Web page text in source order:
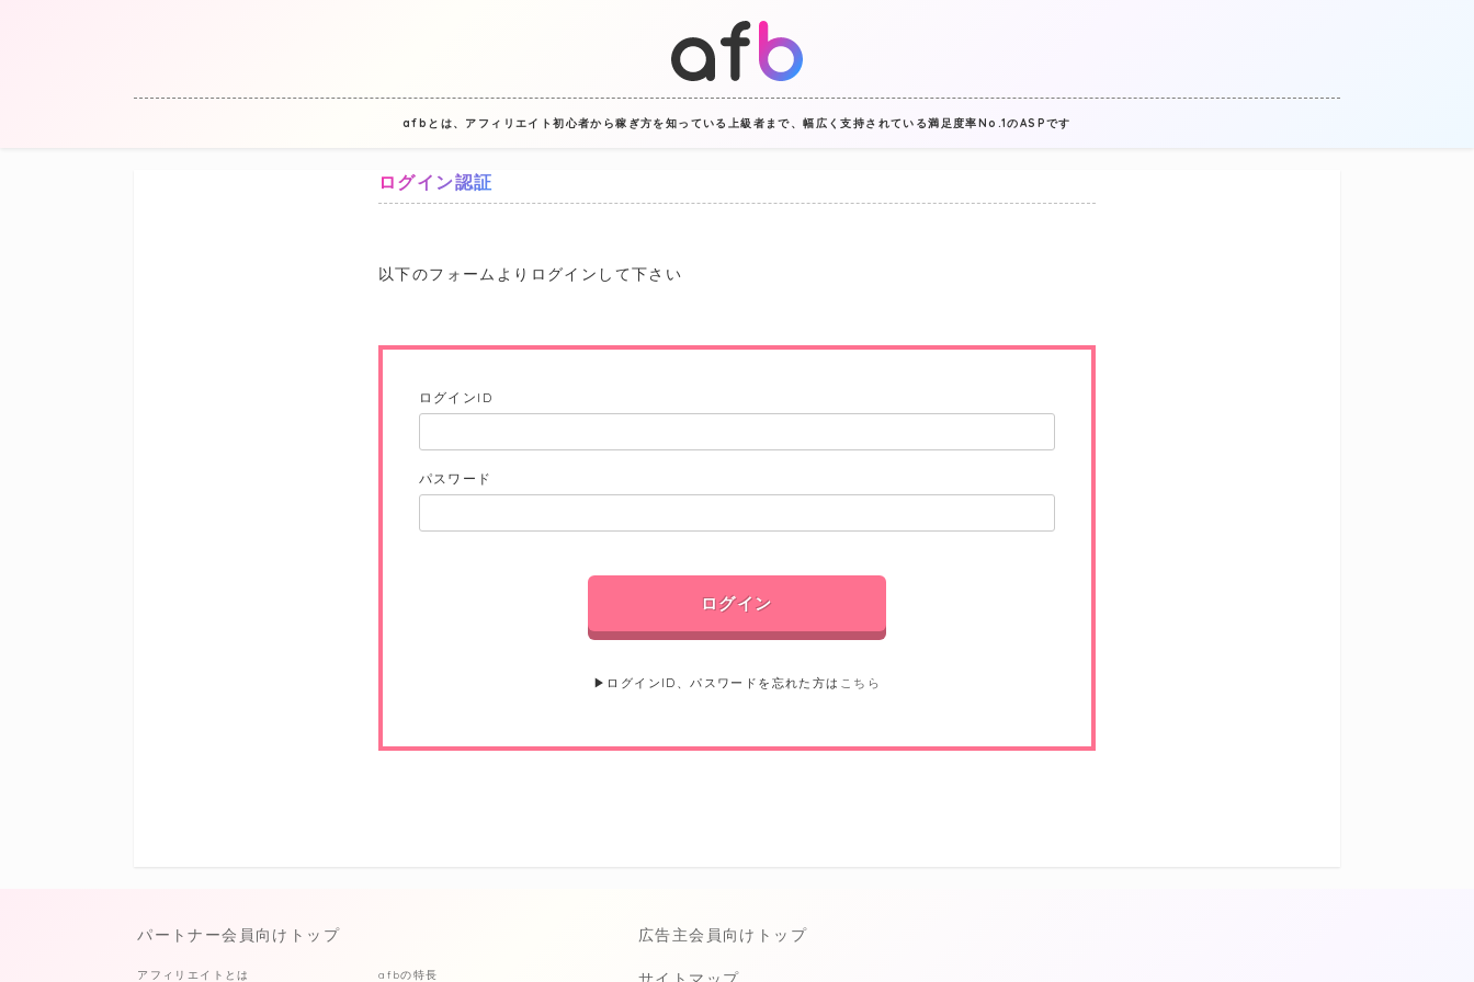
afbとは、アフィリエイト初心者から稼ぎ方を知っている上級者まで、幅広く支持されている満足度率No.1のASPです
ログイン認証
以下のフォームより​ログインして下さい
ログインID
パスワード
▶ログインID、パスワードを忘れた方は こちら
パートナー会員向けトップ
アフィリエイトとは afbの特長
広告主会員向けトップ